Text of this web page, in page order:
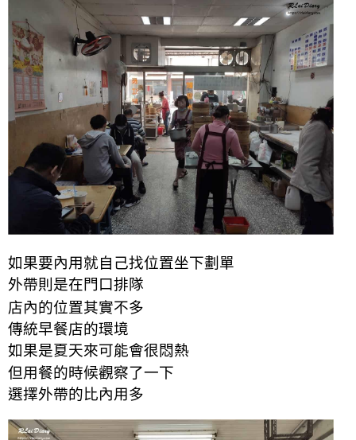
如果要內用就自己找位置坐下劃單
外帶則是在門口排隊
店內的位置其實不多
傳統早餐店的環境
如果是夏天來可能會很悶熱
但用餐的時候觀察了一下
選擇外帶的比內用多